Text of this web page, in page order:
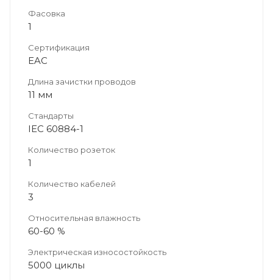
Фасовка
1
Сертификация
EAC
Длина зачистки проводов
11 мм
Стандарты
IEC 60884-1
Количество розеток
1
Количество кабелей
3
Относительная влажность
60-60 %
Электрическая износостойкость
5000 циклы